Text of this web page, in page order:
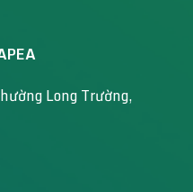
Long Trường,